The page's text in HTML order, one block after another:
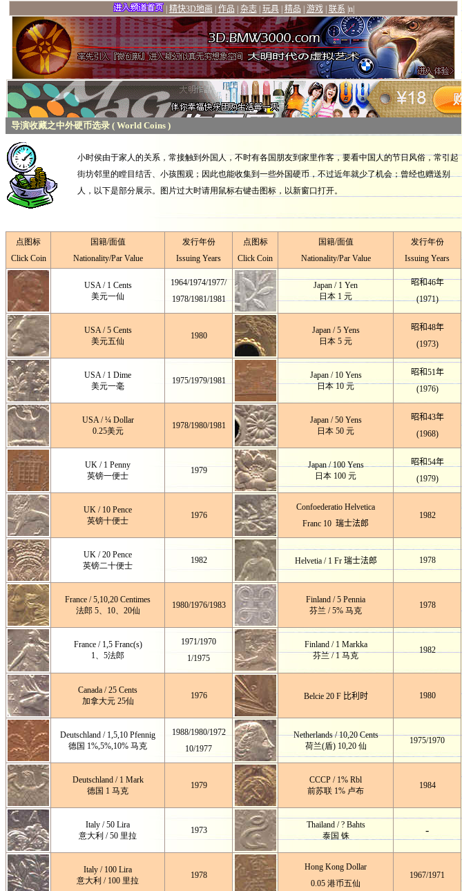
导演收藏之中外硬币选录 ( World Coins )
小时侯由于家人的关系，常接触到外国人，不时有各国朋友到家里作客，要看中国人的节日风俗，常引起
街坊邻里的瞠目结舌、小孩围观；因此也能收集到一些外国硬币，不过近年就少了机会；曾经也赠送别
人，以下是部分展示。图片过大时请用鼠标右键击图标，以新窗口打开。
点图标
Click Coin
国籍/面值
Nationality/Par Value
发行年份
Issuing Years
点图标
Click Coin
国籍/面值
Nationality/Par Value
发行年份
Issuing Years
USA / 1 Cents
美元一仙
1964/1974/1977/
1978/1981/1981
Japan / 1 Yen
日本 1 元
昭和46年
(1971)
USA / 5 Cents
美元五仙
1980
Japan / 5 Yens
日本 5 元
昭和48年
(1973)
USA / 1 Dime
美元一毫
1975/1979/1981
Japan / 10 Yens
日本 10 元
昭和51年
(1976)
USA / ¼ Dollar
0.25美元
1978/1980/1981
Japan / 50 Yens
日本 50 元
昭和43年
(1968)
UK / 1 Penny
英镑一便士
1979
Japan / 100 Yens
日本 100 元
昭和54年
(1979)
UK / 10 Pence
英镑十便士
1976
Confoederatio Helvetica
Franc 10 瑞士法郎
1982
UK / 20 Pence
英镑二十便士
1982 Helvetia / 1 Fr 瑞士法郎 1978
France / 5,10,20 Centimes
法郎 5、10、20仙
1980/1976/1983
Finland / 5 Pennia
芬兰 / 5% 马克
1978
France / 1,5 Franc(s)
1、5法郎
1971/1970
1/1975
Finland / 1 Markka
芬兰 / 1 马克
1982
Canada / 25 Cents
加拿大元 25仙
1976 Belcie 20 F 比利时 1980
Deutschland / 1,5,10 Pfennig
德国 1%,5%,10% 马克
1988/1980/1972
10/1977
Netherlands / 10,20 Cents
荷兰(盾) 10,20 仙
1975/1970
Deutschland / 1 Mark
德国 1 马克
1979
CCCP / 1% Rbl
前苏联 1% 卢布
1984
Italy / 50 Lira
意大利 / 50 里拉
1973
Thailand / ? Bahts
泰国 铢 -
Italy / 100 Lira
意大利 / 100 里拉
1978
Hong Kong Dollar
0.05 港币五仙
1967/1971